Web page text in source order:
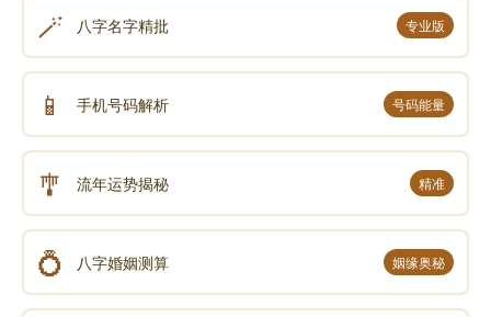
🪄 八字名字精批 专业版
📱 手机号码解析 号码能量
🎐 流年运势揭秘 精准
💍 八字婚姻测算 姻缘奥秘